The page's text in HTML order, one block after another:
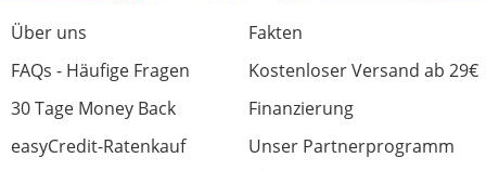
Jetzt bewerten
Über uns
Fakten
FAQs - Häufige Fragen
Kostenloser Versand ab 29€
30 Tage Money Back
Finanzierung
easyCredit-Ratenkauf
Unser Partnerprogramm